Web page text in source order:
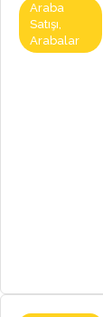
Araba
Satışı,
Arabalar